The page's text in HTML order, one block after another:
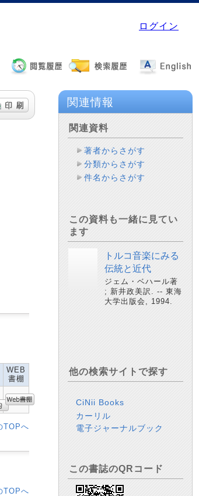
ログイン
WEB
書棚
TOPへ
TOPへ
関連情報
関連資料
著者からさがす
分類からさがす
件名からさがす
この資料も一緒に見てい
ます
トルコ音楽にみる
伝統と近代
ジェム・ベハール著
; 新井政美訳. -- 東海
大学出版会, 1994.
他の検索サイトで探す
CiNii Books
カーリル
電子ジャーナルブック
この書誌のQRコード